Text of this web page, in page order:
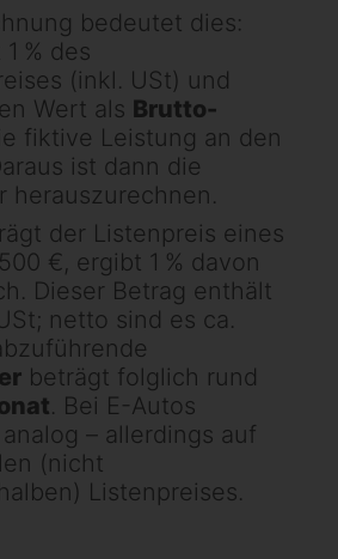
bedeutet dies:
% des
(inkl. USt) und
Wert als Brutto-
fiktive Leistung an den
ist dann die
herauszurechnen.
der Listenpreis eines
€, ergibt 1 % davon
Dieser Betrag enthält
netto sind es ca.
beträgt folglich rund
. Bei E-Autos
– allerdings auf
(nicht
Listenpreises.